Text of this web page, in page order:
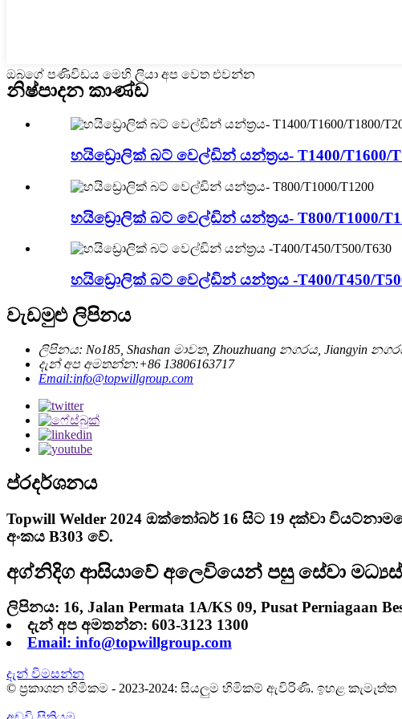
ඔබගේ පණිවිඩය මෙහි ලියා අප වෙත එවන්න
නිෂ්පාදන කාණ්ඩ
හයිඩ්‍රොලික් බට් වෙල්ඩින් යන්ත්‍රය- T1400/T1600/
හයිඩ්‍රොලික් බට් වෙල්ඩින් යන්ත්‍රය- T800/T1000/
හයිඩ්‍රොලික් බට් වෙල්ඩින් යන්ත්‍රය -T400/T450/
වැඩමුළු ලිපිනය
ලිපිනය: No185, Shashan මාවත, Zhouzhuang නගරය, Jiangyin
දැන් අප අමතන්න:+86 13806163717
Email:info@topwillgroup.com
ප්රදර්ශනය
Topwill Welder 2024 ඔක්තෝබර් 16 සිට 19 දක්වා
අංකය B303 වේ.
අග්නිදිග ආසියාවේ අලෙවියෙන් පසු සේවා
ලිපිනය: 16, Jalan Permata 1A/KS 09, Pusat Perniagaan
දැන් අප අමතන්න: 603-3123 1300
Email: info@topwillgroup.com
දැන් විමසන්න
© ප්‍රකාශන හිමිකම - 2023-2024: සියලුම හිමිකම් ඇවිරිණි. ඉහළ කැමැත්ත